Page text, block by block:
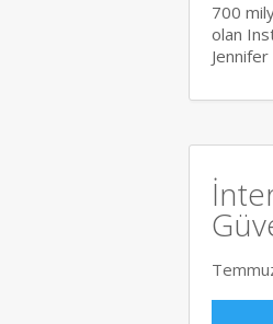
700
olan